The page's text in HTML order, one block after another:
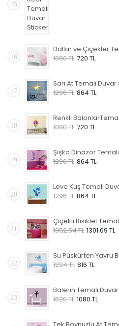
15
16
1080 TL 720 TL
17
1296 TL 864 TL
18
1080 TL 720 TL
19
1296 TL 864 TL
20
1296 TL 864 TL
21
1952.54 TL 1301.69 TL
22
1224 TL 816 TL
23
1620 TL 1080 TL